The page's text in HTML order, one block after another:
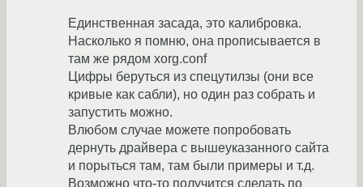
Единственная засада, это калибровка.
Насколько я помню, она прописывается в
там же рядом xorg.conf
Цифры беруться из спецутилзы (они все
кривые как сабли), но один раз собрать и
запустить можно.
Влюбом случае можете попробовать
дернуть драйвера с вышеуказанного сайта
и порыться там, там были примеры и т.д.
Возможно что-то получится сделать по